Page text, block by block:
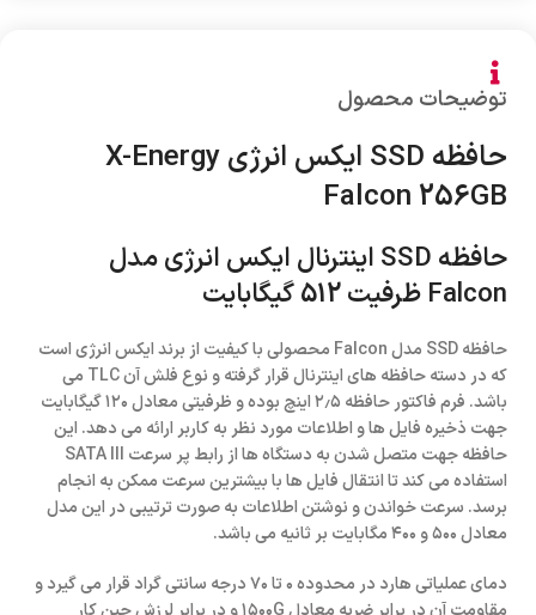
توضیحات محصول
حافظه SSD ایکس انرژی X-Energy
Falcon 256GB
حافظه SSD اینترنال ایکس انرژی مدل
Falcon ظرفیت 512 گیگابایت
حافظه SSD مدل Falcon محصولی با کیفیت از برند ایکس انرژی است
که در دسته حافظه های اینترنال قرار گرفته و نوع فلش آن TLC می
باشد. فرم فاکتور حافظه ۲٫۵ اینچ بوده و ظرفیتی معادل ۱۲۰ گیگابایت
جهت ذخیره فایل ها و اطلاعات مورد نظر به کاربر ارائه می دهد. این
حافظه جهت متصل شدن به دستگاه ها از رابط پر سرعت SATA III
استفاده می کند تا انتقال فایل ها با بیشترین سرعت ممکن به انجام
برسد. سرعت خواندن و نوشتن اطلاعات به صورت ترتیبی در این مدل
معادل ۵۰۰ و ۴۰۰ مگابایت بر ثانیه می باشد.
دمای عملیاتی هارد در محدوده ۰ تا ۷۰ درجه سانتی گراد قرار می گیرد و